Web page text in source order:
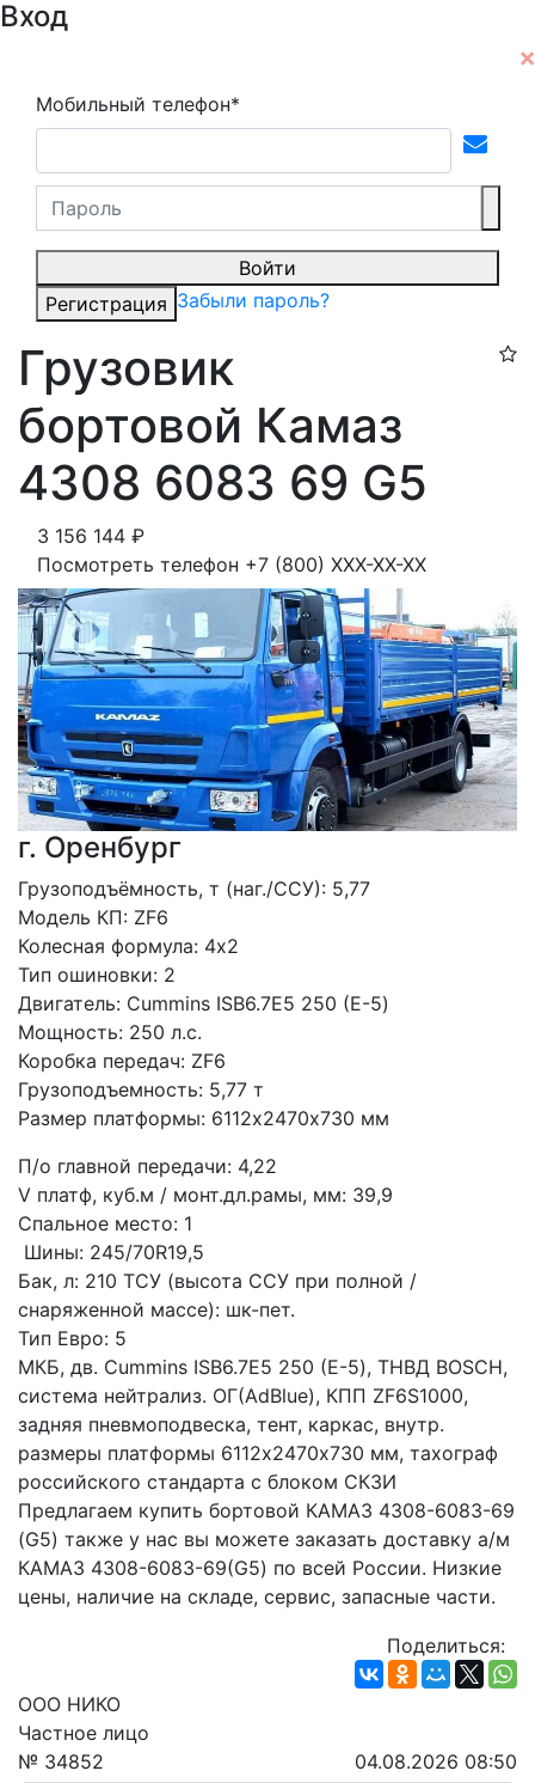
Вход
Мобильный телефон*
Войти
Регистрация Забыли пароль?
Грузовик
бортовой Камаз
4308 6083 69 G5
3 156 144 ₽
Посмотреть телефон +7 (800) XXX-XX-XX
г. Оренбург
Грузоподъёмность, т (наг./ССУ): 5,77
Модель КП: ZF6
Колесная формула: 4х2
Тип ошиновки: 2
Двигатель: Сummins ISB6.7E5 250 (Е-5)
Мощность: 250 л.с.
Коробка передач: ZF6
Грузоподъемность: 5,77 т
Размер платформы: 6112х2470х730 мм
П/о главной передачи: 4,22
V платф, куб.м / монт.дл.рамы, мм: 39,9
Спальное место: 1
Шины: 245/70R19,5
Бак, л: 210 ТСУ (высота ССУ при полной /
снаряженной массе): шк-пет.
Тип Евро: 5
МКБ, дв. Сummins ISB6.7E5 250 (Е-5), ТНВД BOSCH,
система нейтрализ. ОГ(AdBlue), КПП ZF6S1000,
задняя пневмоподвеска, тент, каркас, внутр.
размеры платформы 6112х2470х730 мм, тахограф
российского стандарта с блоком СКЗИ
Предлагаем купить бортовой КАМАЗ 4308-6083-69
(G5) также у нас вы можете заказать доставку а/м
КАМАЗ 4308-6083-69(G5) по всей России. Низкие
цены, наличие на складе, сервис, запасные части.
Поделиться:
ООО НИКО
Частное лицо
№ 34852
04.08.2026 08:50